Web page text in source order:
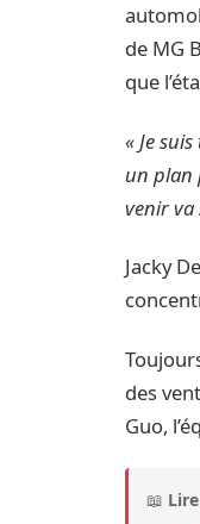
de MG
que
« Je
un plan
venir va
Jacky
des
Guo,
📖